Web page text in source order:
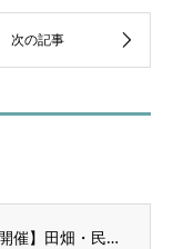
【10月開催】田畑・民家に残る石積み文化を学ぶ「石積み修復ワークショップ」を再び開催し...